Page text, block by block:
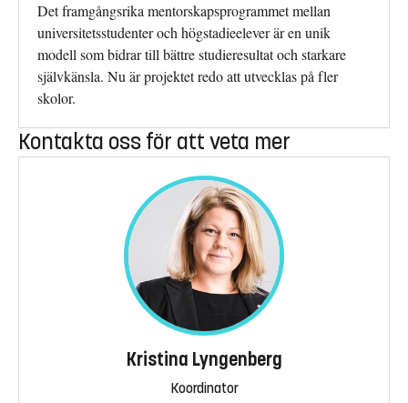
Det framgångsrika mentorskapsprogrammet mellan
universitetsstudenter och högstadieelever är en unik
modell som bidrar till bättre studieresultat och starkare
självkänsla. Nu är projektet redo att utvecklas på fler
skolor.
Kontakta oss för att veta mer
Kristina Lyngenberg
Koordinator